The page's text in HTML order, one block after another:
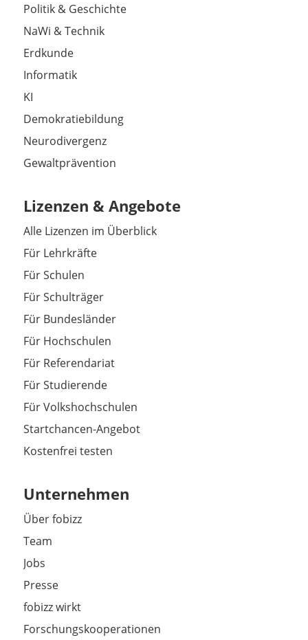
Politik & Geschichte
NaWi & Technik
Erdkunde
Informatik
KI
Demokratiebildung
Neurodivergenz
Gewaltprävention
Lizenzen & Angebote
Alle Lizenzen im Überblick
Für Lehrkräfte
Für Schulen
Für Schulträger
Für Bundesländer
Für Hochschulen
Für Referendariat
Für Studierende
Für Volkshochschulen
Startchancen-Angebot
Kostenfrei testen
Unternehmen
Über fobizz
Team
Jobs
Presse
fobizz wirkt
Forschungskooperationen